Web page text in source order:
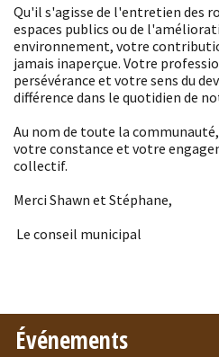
Qu'il s'agisse de l'entretien des
espaces publics ou de
environnement, votre
jamais inaperçue. Votre
persévérance et votre sens du
différence dans le quotidien de
Au nom de toute la
votre constance et votre
collectif.
Merci Shawn et Stéphane,
Le conseil municipal
Événements